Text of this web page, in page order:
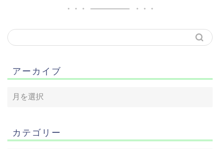
アーカイブ
カテゴリー